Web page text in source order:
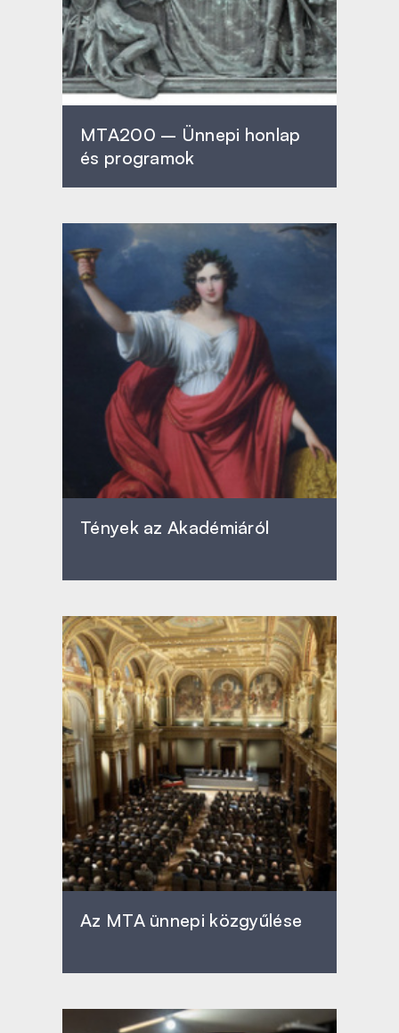
MTA200 – Ünnepi honlap
és programok
Tények az Akadémiáról
Az MTA ünnepi közgyűlése